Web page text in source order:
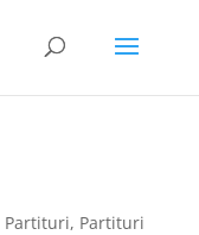
Partituri, Partituri